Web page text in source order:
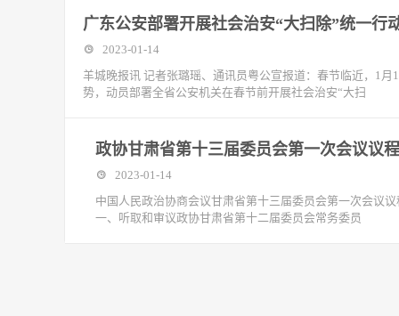
广东公安部署开展社会治安“大扫除”统一行
2023-01-14
羊城晚报讯 记者张璐瑶、通讯员粤公宣报道：春节临近，1
势，动员部署全省公安机关在春节前开展社会治安“大扫
政协甘肃省第十三届委员会第一次会议议程
2023-01-14
中国人民政治协商会议甘肃省第十三届委员会第一次会议
一、听取和审议政协甘肃省第十二届委员会常务委员